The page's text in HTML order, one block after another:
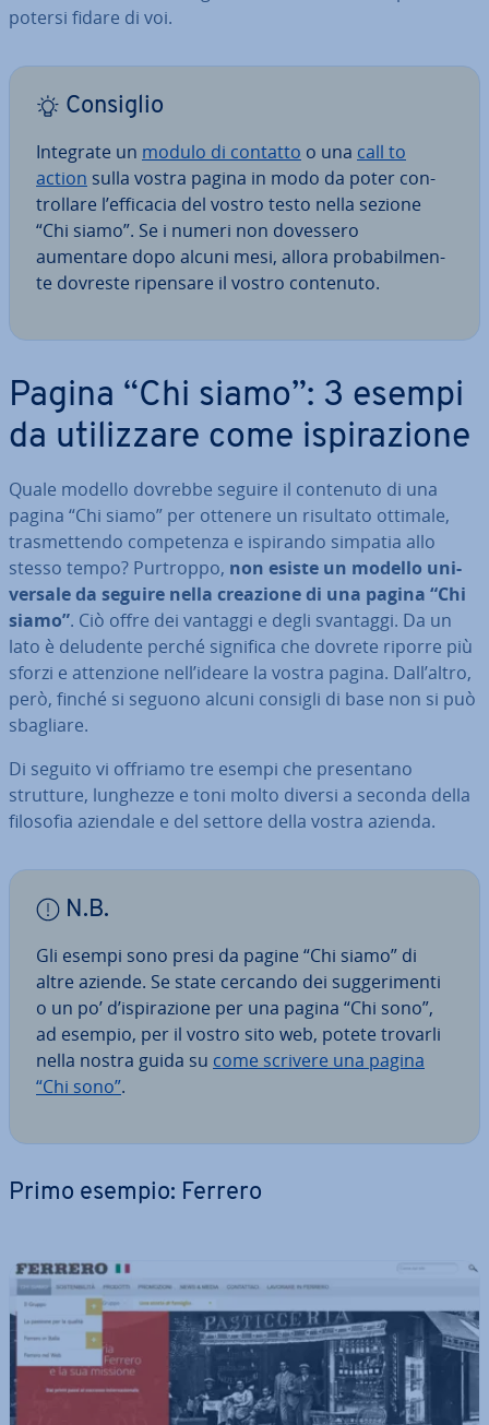
potersi fidare di voi.
Consiglio
Integrate un modulo di contatto o una call to
action sulla vostra pagina in modo da poter con­
trol­la­re l’efficacia del vostro testo nella sezione
“Chi siamo”. Se i numeri non dovessero
aumentare dopo alcuni mesi, allora pro­ba­bil­men­
te dovreste ripensare il vostro contenuto.
Pagina “Chi siamo”: 3 esempi
da uti­liz­za­re come ispi­ra­zio­ne
Quale modello dovrebbe seguire il contenuto di una
pagina “Chi siamo” per ottenere un risultato ottimale,
tra­smet­ten­do com­pe­ten­za e ispirando simpatia allo
stesso tempo? Purtroppo, non esiste un modello uni­
ver­sa­le da seguire nella creazione di una pagina “Chi
siamo”. Ciò offre dei vantaggi e degli svantaggi. Da un
lato è deludente perché significa che dovrete riporre più
sforzi e at­ten­zio­ne nell’ideare la vostra pagina. Dall’altro,
però, finché si seguono alcuni consigli di base non si può
sbagliare.
Di seguito vi offriamo tre esempi che pre­sen­ta­no
strutture, lunghezze e toni molto diversi a seconda della
filosofia aziendale e del settore della vostra azienda.
N.B.
Gli esempi sono presi da pagine “Chi siamo” di
altre aziende. Se state cercando dei sug­ge­ri­men­ti
o un po’ d’ispi­ra­zio­ne per una pagina “Chi sono”,
ad esempio, per il vostro sito web, potete trovarli
nella nostra guida su come scrivere una pagina
“Chi sono”.
Primo esempio: Ferrero